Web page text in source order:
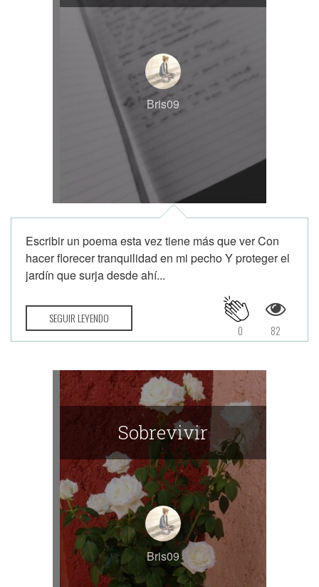
Bris09
Escribir un poema esta vez tiene más que ver Con
hacer florecer tranquilidad en mi pecho Y proteger el
jardín que surja desde ahí...
SEGUIR LEYENDO
82
0
Sobrevivir
Bris09